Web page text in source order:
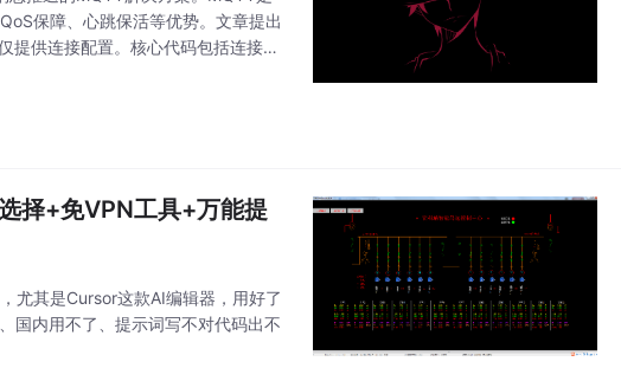
保障、心跳保活等优势。文章提出
供连接配置。核心代码包括连接工
择+免VPN工具+万能提
尤其是Cursor这款AI编辑器，用好了
国内用不了、提示词写不对代码出不